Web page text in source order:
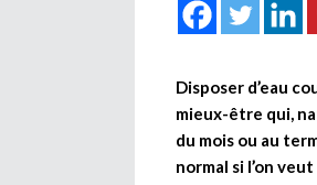
Disposer d’eau
mieux-être qui,
du mois ou au
normal si l’on